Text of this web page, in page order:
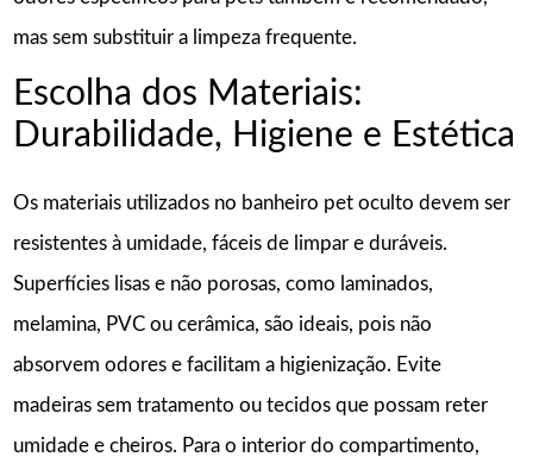
mas sem substituir a limpeza frequente.
Escolha dos Materiais:
Durabilidade, Higiene e Estética
Os materiais utilizados no banheiro pet oculto devem ser
resistentes à umidade, fáceis de limpar e duráveis.
Superfícies lisas e não porosas, como laminados,
melamina, PVC ou cerâmica, são ideais, pois não
absorvem odores e facilitam a higienização. Evite
madeiras sem tratamento ou tecidos que possam reter
umidade e cheiros. Para o interior do compartimento,